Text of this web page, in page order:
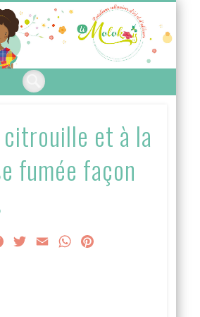
CUISINE
THÈME
INDEX
LEXIQUE
ARTICLES
A PROPOS
citrouille et à la
fumée façon
FacebookTwitter
Email WhatsApp